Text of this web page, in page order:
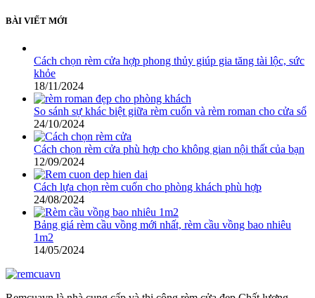
BÀI VIẾT MỚI
Cách chọn rèm cửa hợp phong thủy giúp gia tăng tài lộc, sức
khỏe
18/11/2024
So sánh sự khác biệt giữa rèm cuốn và rèm roman cho cửa sổ
24/10/2024
Cách chọn rèm cửa phù hợp cho không gian nội thất của bạn
12/09/2024
Cách lựa chọn rèm cuốn cho phòng khách phù hợp
24/08/2024
Bảng giá rèm cầu vồng mới nhất, rèm cầu vồng bao nhiêu
1m2
14/05/2024